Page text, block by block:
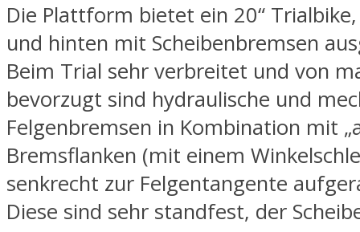
Die Plattform bietet ein 20“
und hinten mit Scheibenbremsen
Beim Trial sehr verbreitet und von
bevorzugt sind hydraulische und
Felgenbremsen in Kombination mit
Bremsflanken (mit einem
senkrecht zur Felgentangente
Diese sind sehr standfest, der